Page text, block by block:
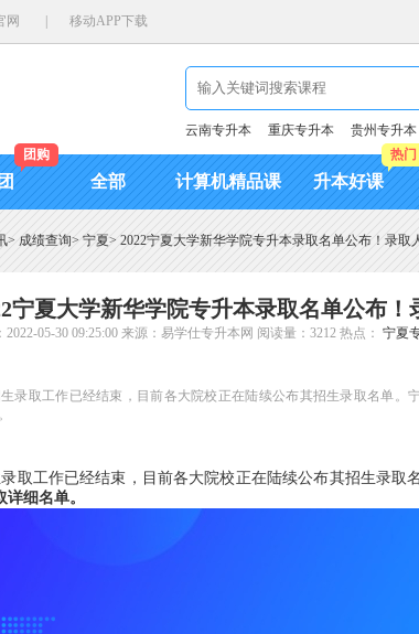
网 移动APP下载
云南专升本 重庆专升本 贵州专升本
团购
全部 计算机精品课 升本好课
热门
> 成绩查询> 宁夏> 2022宁夏大学新华学院专升本录取名单公布！录取
宁夏大学新华学院专升本录取名单公布！
05-30 09:25:00 来源：易学仕专升本网 阅读量：3212 热点： 宁夏
录取工作已经结束，目前各大院校正在陆续公布其招生录取名单。
取工作已经结束，目前各大院校正在陆续公布其招生录取名
细名单。